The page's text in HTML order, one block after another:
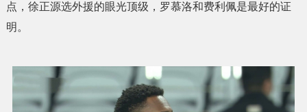
点，徐正源选外援的眼光顶级，罗慕洛和费利佩是最好的证
明。